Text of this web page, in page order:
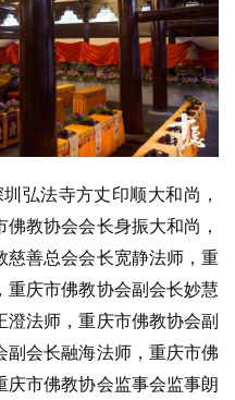
弘法寺方丈印顺大和尚，
教协会会长身振大和尚，
慈善总会会长宽静法师，重
重庆市佛教协会副会长妙慧
法师，重庆市佛教协会副
副会长融海法师，重庆市佛
庆市佛教协会监事会监事朗